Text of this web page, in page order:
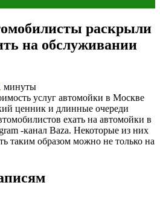
раскрыли
на обслуживании
минуты
услуг автомойки в Москве
ценник и длинные очереди
ехать на автомойки в
-канал Baza. Некоторые из них
таким образом можно не только на